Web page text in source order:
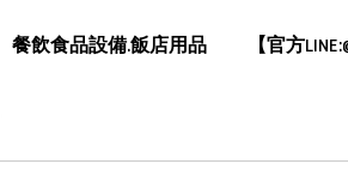
餐飲食品設備.飯店用品 【官方